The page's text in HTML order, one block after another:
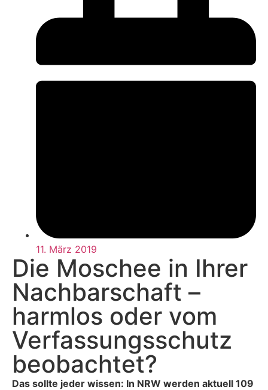
11. März 2019
Die Moschee in Ihrer
Nachbarschaft –
harmlos oder vom
Verfassungsschutz
beobachtet?
Das sollte jeder wissen: In NRW werden aktuell 109